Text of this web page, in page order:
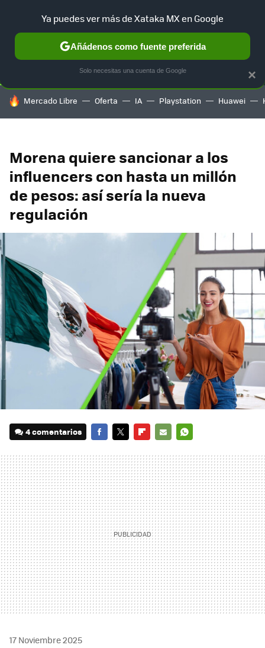
SELECCIÓN GAMING HOME AUTO TERRITORIO
HOY SE HABLA DE
Mercado Libre Oferta IA Playstation Huawei
Morena quiere sancionar a los
influencers con hasta un millón
de pesos: así sería la nueva
regulación
4 comentarios
MAIL
17 Noviembre 2025
×
Ya puedes ver más de Xataka MX en Google
Añádenos como fuente preferida
Solo necesitas una cuenta de Google